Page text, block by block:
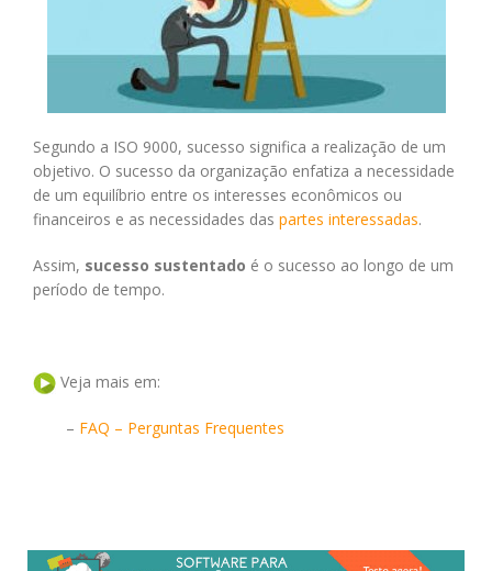
Segundo a ISO 9000, sucesso significa a realização de um
objetivo. O sucesso da organização enfatiza a necessidade
de um equilíbrio entre os interesses econômicos ou
financeiros e as necessidades das partes interessadas.
Assim, sucesso sustentado é o sucesso ao longo de um
período de tempo.
Veja mais em:
– FAQ – Perguntas Frequentes